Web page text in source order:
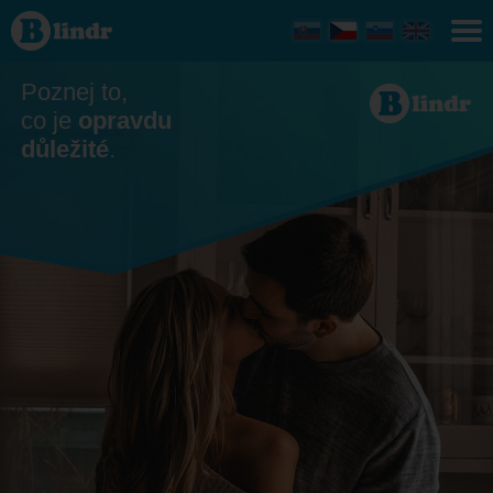
Seznamka
- On
hledá ji
Poznej to,
co je opravdu
důležité.